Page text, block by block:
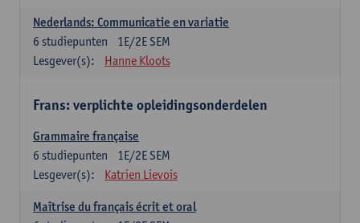
Nederlands: Communicatie en variatie
1E/2E SEM
6 studiepunten
Lesgever(s):
Hanne Kloots
Frans: verplichte opleidingsonderdelen
Grammaire française
1E/2E SEM
6 studiepunten
Lesgever(s):
Katrien Lievois
Maîtrise du français écrit et oral